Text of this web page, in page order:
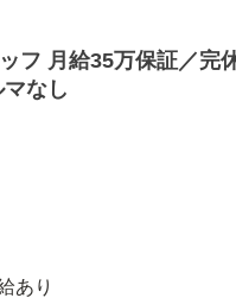
フ 月給35万保証／完
なし
あり